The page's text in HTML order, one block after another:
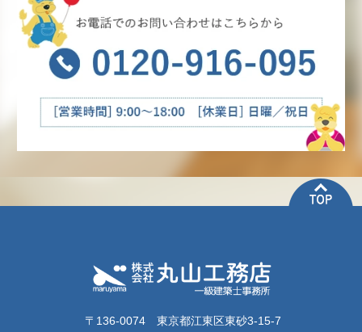
〒136-0074 東京都江東区東砂3-15-7